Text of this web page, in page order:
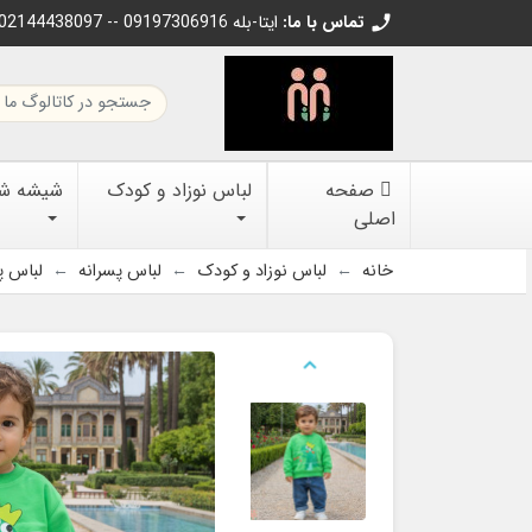
call تماس با ما: 02144438097 -- 09197306916 ایتا-بله
صفحه
اصلی
لباس نوزاد و کودک شیشه
خانه لباس نوزاد و کودک لباس پسرانه لباس
